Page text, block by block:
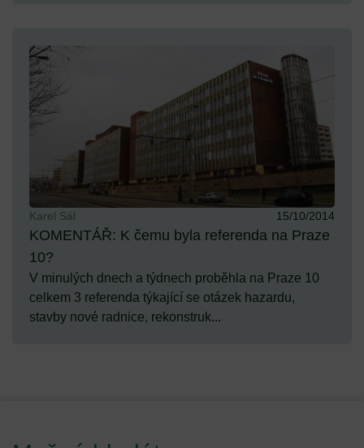
Karel Sál 15/10/2014
KOMENTÁŘ: K čemu byla referenda na Praze
10?
V minulých dnech a týdnech proběhla na Praze 10
celkem 3 referenda týkající se otázek hazardu,
stavby nové radnice, rekonstruk...